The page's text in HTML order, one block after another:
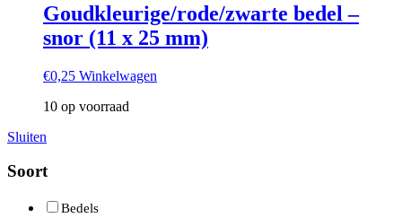
Goudkleurige/rode/zwarte bedel –
snor (11 x 25 mm)
€0,25 Winkelwagen
10 op voorraad
Sluiten
Soort
Bedels